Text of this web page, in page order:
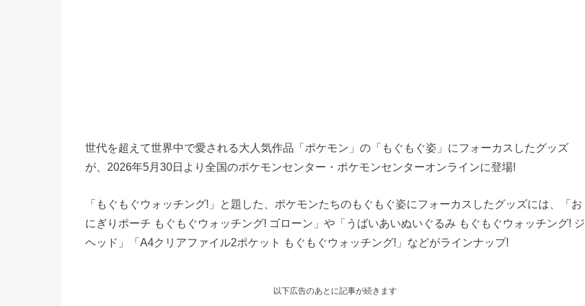
世代を超えて世界中で愛される大人気作品「ポケモン」の「もぐもぐ姿」にフォーカスしたグッズ
が、2026年5月30日より全国のポケモンセンター・ポケモンセンターオンラインに登場!
「もぐもぐウォッチング!」と題した、ポケモンたちのもぐもぐ姿にフォーカスしたグッズには、「お
にぎりポーチ もぐもぐウォッチング! ゴローン」や「うばいあいぬいぐるみ もぐもぐウォッチング! ジ
ヘッド」「A4クリアファイル2ポケット もぐもぐウォッチング!」などがラインナップ!
以下広告のあとに記事が続きます